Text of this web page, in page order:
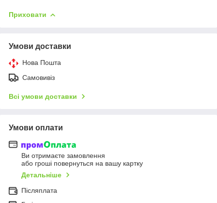
Приховати
Умови доставки
Нова Пошта
Самовивіз
Всі умови доставки
Умови оплати
Ви отримаєте замовлення
або гроші повернуться на вашу картку
Детальніше
Післяплата